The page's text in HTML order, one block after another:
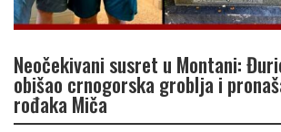
Neočekivani susret u Montani:
obišao crnogorska groblja i
rođaka Miča